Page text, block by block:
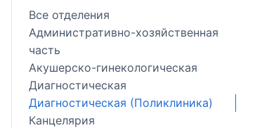
Все отделения
Административно-хозяйственная
часть
Акушерско-гинекологическая
Диагностическая
Диагностическая (Поликлиника)
Канцелярия